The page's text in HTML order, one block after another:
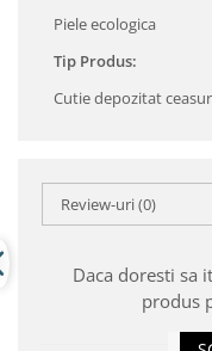
Piele ecologica
Tip Produs:
Cutie depozitat
Review-uri(0)
Daca doresti sa
produs